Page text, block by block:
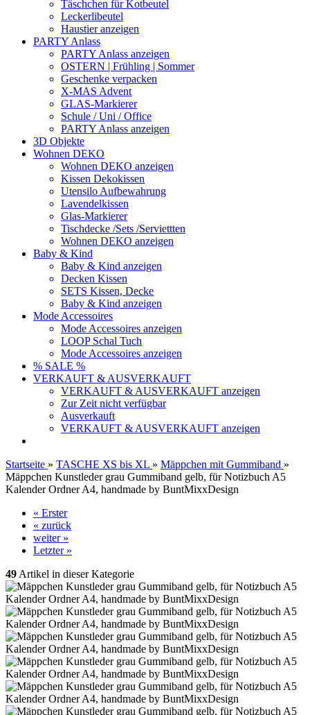
Täschchen für Kotbeutel
Leckerlibeutel
Haustier anzeigen
PARTY Anlass
PARTY Anlass anzeigen
OSTERN | Frühling | Sommer
Geschenke verpacken
X-MAS Advent
GLAS-Markierer
Schule / Uni / Office
PARTY Anlass anzeigen
3D Objekte
Wohnen DEKO
Wohnen DEKO anzeigen
Kissen Dekokissen
Utensilo Aufbewahrung
Lavendelkissen
Glas-Markierer
Tischdecke /Sets /Serviettten
Wohnen DEKO anzeigen
Baby & Kind
Baby & Kind anzeigen
Decken Kissen
SETS Kissen, Decke
Baby & Kind anzeigen
Mode Accessoires
Mode Accessoires anzeigen
LOOP Schal Tuch
Mode Accessoires anzeigen
% SALE %
VERKAUFT & AUSVERKAUFT
VERKAUFT & AUSVERKAUFT anzeigen
Zur Zeit nicht verfügbar
Ausverkauft
VERKAUFT & AUSVERKAUFT anzeigen
Startseite » TASCHE XS bis XL » Mäppchen mit Gummiband »
Mäppchen Kunstleder grau Gummiband gelb, für Notizbuch A5
Kalender Ordner A4, handmade by BuntMixxDesign
« Erster
« zurück
weiter »
Letzter »
49 Artikel in dieser Kategorie